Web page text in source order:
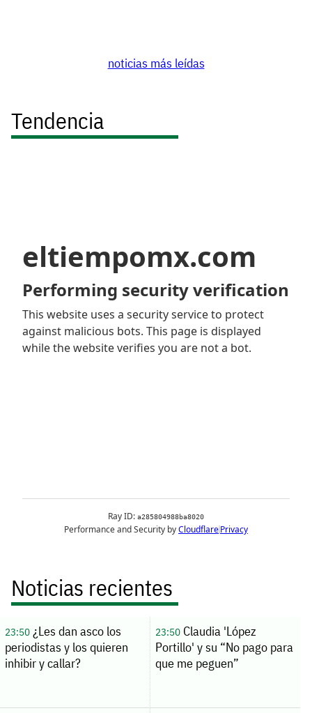
noticias más leídas
Tendencia
Noticias recientes
23:50¿Les dan asco los
periodistas y los quieren
inhibir y callar?
23:50Claudia 'López
Portillo' y su “No pago para
que me peguen”